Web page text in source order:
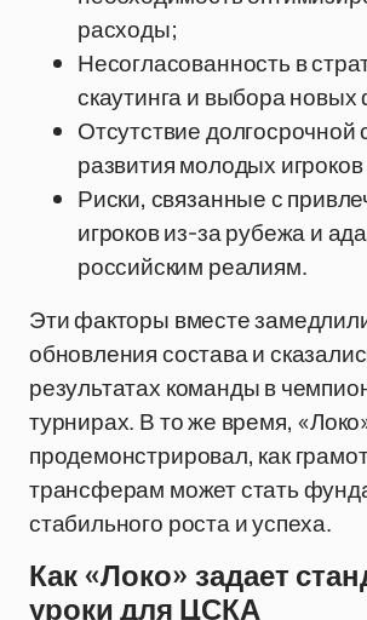
расходы;
Несогласованность в
скаутинга и выбора новых
Отсутствие долгосрочной
развития молодых
Риски, связанные с
игроков из-за рубежа и
российским реалиям.
Эти факторы вместе
обновления состава и
результатах команды в
турнирах. В то же время,
продемонстрировал, как
трансферам может стать
стабильного роста и успеха.
Как «Локо» задает
уроки для ЦСКА